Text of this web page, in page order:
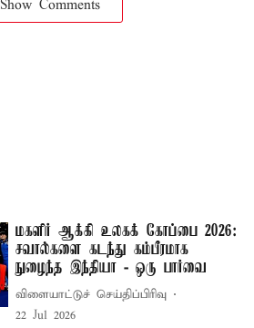
Show Comments
மகளிர் ஆக்கி உலகக் கோப்பை 2026:
சவால்களை கடந்து கம்பீரமாக
நுழைந்த இந்தியா - ஒரு பார்வை
விளையாட்டுச் செய்திப்பிரிவு
22 Jul 2026